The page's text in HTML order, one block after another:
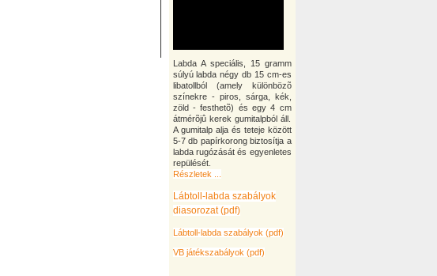
Labda A speciális, 15 gramm
súlyú labda négy db 15 cm-es
libatollból (amely különbözõ
színekre - piros, sárga, kék,
zöld - festhetõ) és egy 4 cm
átmérõjû kerek gumitalpból áll.
A gumitalp alja és teteje között
5-7 db papírkorong biztosítja a
labda rugózását és egyenletes
repülését.
Részletek ...
Lábtoll-labda szabályok
diasorozat (pdf)
Lábtoll-labda szabályok (pdf)
VB játékszabályok (pdf)